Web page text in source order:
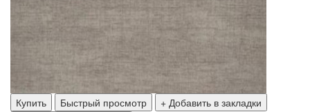
Купить Быстрый просмотр
+ Добавить в закладки